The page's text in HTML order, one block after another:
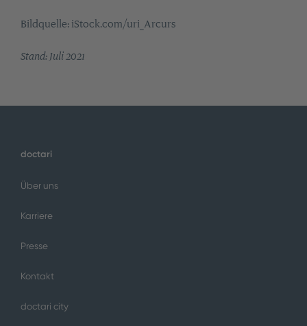
Bildquelle: iStock.com/uri_Arcurs
Stand: Juli 2021
doctari
Über uns
Karriere
Presse
Kontakt
doctari city